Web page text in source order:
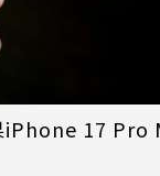
iPhone 17 Pro